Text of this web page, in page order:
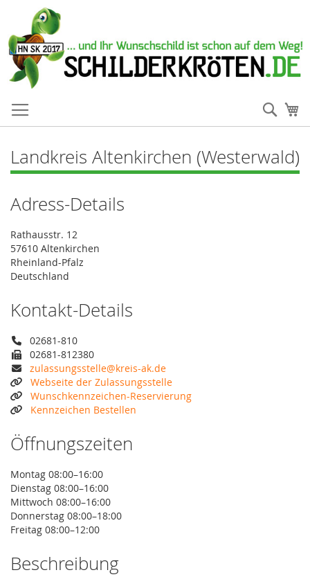
Landkreis Altenkirchen (Westerwald)
Adress-Details
Rathausstr. 12
57610 Altenkirchen
Rheinland-Pfalz
Deutschland
Kontakt-Details
02681-810
02681-812380
zulassungsstelle@kreis-ak.de
Webseite der Zulassungsstelle
Wunschkennzeichen-Reservierung
Kennzeichen Bestellen
Öffnungszeiten
Montag 08:00–16:00
Dienstag 08:00–16:00
Mittwoch 08:00–16:00
Donnerstag 08:00–18:00
Freitag 08:00–12:00
Beschreibung